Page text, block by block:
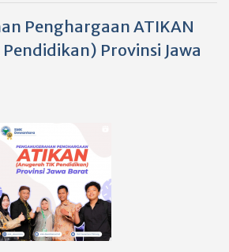
Penghargaan ATIKAN
Provinsi Jawa